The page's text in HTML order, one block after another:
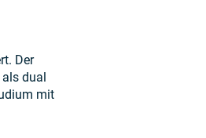
Der
dual
mit